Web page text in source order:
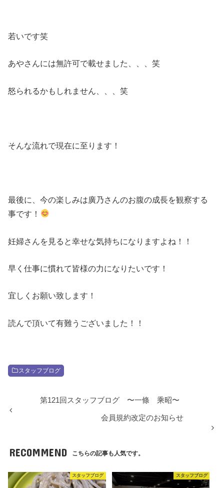
若いです笑
あやさんには無許可で載せました、、、笑
怒られるかもしれません、、、笑
そんな流れで現在に至ります！
最後に、今の楽しみは廣乃さんのお腹の成長を観察する
事です！
妊婦さんを見ると幸せな気持ちになりますよね！！
早く仕事に慣れて皆様の力になりたいです！
宜しくお願い致します！
読んで頂いて有難うございました！！
スタッフブログ
第121回スタッフブログ 〜一條 乘昭〜
会員規約改定のお知らせ
RECOMMEND こちらの記事も人気です。
スタッフブログ スタッフブログ